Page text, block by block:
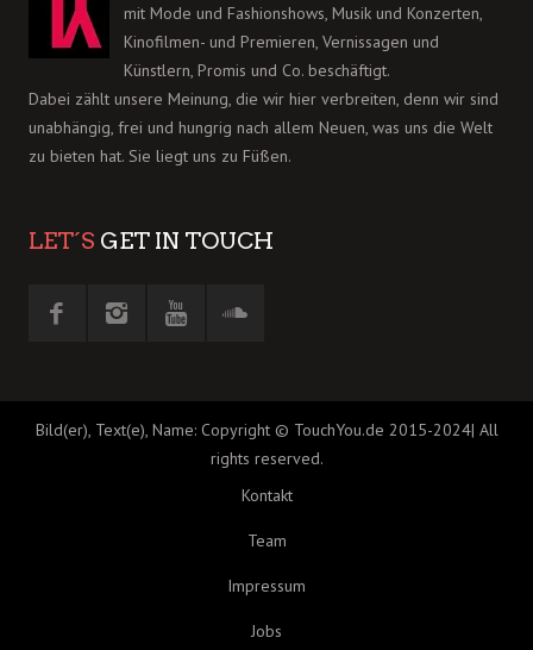
mit Mode und Fashionshows, Musik und Konzerten,
Kinofilmen- und Premieren, Vernissagen und
Künstlern, Promis und Co. beschäftigt.
Dabei zählt unsere Meinung, die wir hier verbreiten, denn wir sind
unabhängig, frei und hungrig nach allem Neuen, was uns die Welt
zu bieten hat. Sie liegt uns zu Füßen.
LET´S GET IN TOUCH
Bild(er), Text(e), Name: Copyright © TouchYou.de 2015-2024| All
rights reserved.
Kontakt
Team
Impressum
Jobs